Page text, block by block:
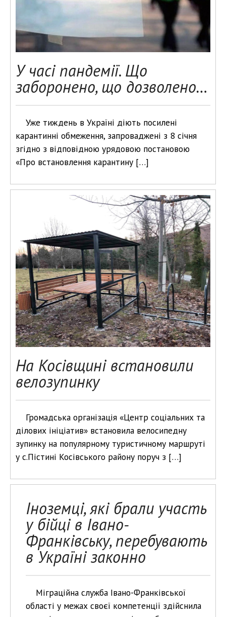
У часі пандемії. Що
заборонено, що дозволено…
Уже тиждень в Україні діють посилені
карантинні обмеження, запроваджені з 8 січня
згідно з відповідною урядовою постановою
«Про встановлення карантину […]
На Косівщині встановили
велозупинку
Громадська організація «Центр соціальних та
ділових ініціатив» встановила велосипедну
зупинку на популярному туристичному маршруті
у с.Пістині Косівського району поруч з […]
Іноземці, які брали участь
у бійці в Івано-
Франківську, перебувають
в Україні законно
Міграційна служба Івано-Франківської
області у межах своєї компетенції здійснила